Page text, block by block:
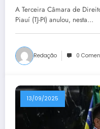
A Terceira Câmara de
Piauí (TJ-PI) anulou, nesta…
Redação 0
13/09/2025